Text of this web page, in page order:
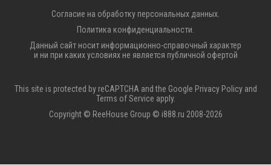
Согласие на обработку персональных данных.
Политика конфиденциальности.
Данный сайт носит информационно-справочный характер
и ни при каких условиях не является публичной офертой
This site is protected by reCAPTCHA and the Google Privacy Policyand
Terms of Service apply.
Copyright © ReeHouse Group © i888.ru 2008-2026